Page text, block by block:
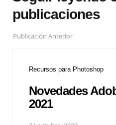
publicaciones
Publicación Anterior
Recursos para Photoshop
Novedades
2021